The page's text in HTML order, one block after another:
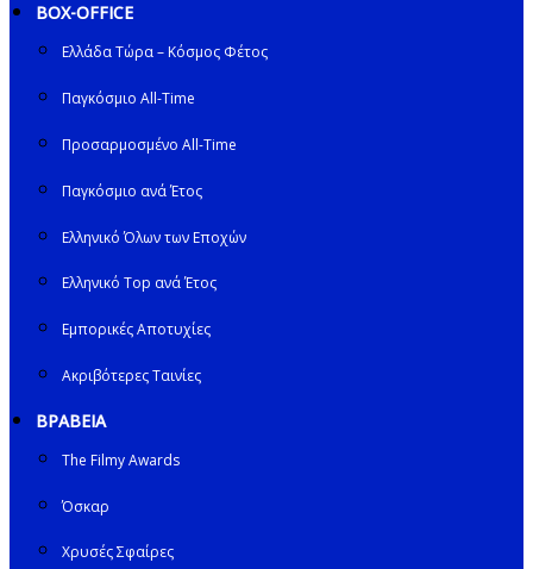
BOX-OFFICE
Ελλάδα Τώρα – Κόσμος Φέτος
Παγκόσμιο All-Time
Προσαρμοσμένο All-Time
Παγκόσμιο ανά Έτος
Ελληνικό Όλων των Εποχών
Ελληνικό Top ανά Έτος
Εμπορικές Αποτυχίες
Ακριβότερες Ταινίες
ΒΡΑΒΕΙΑ
The Filmy Awards
Όσκαρ
Χρυσές Σφαίρες